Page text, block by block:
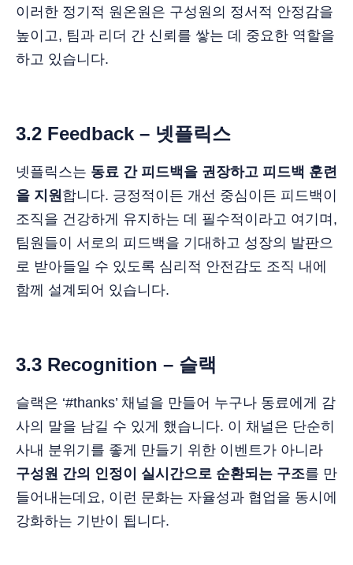
이러한 정기적 원온원은 구성원의 정서적 안정감을
높이고, 팀과 리더 간 신뢰를 쌓는 데 중요한 역할을
하고 있습니다.
3.2 Feedback – 넷플릭스
넷플릭스는 동료 간 피드백을 권장하고 피드백 훈련
을 지원 합니다. 긍정적이든 개선 중심이든 피드백이
조직을 건강하게 유지하는 데 필수적이라고 여기며,
팀원들이 서로의 피드백을 기대하고 성장의 발판으
로 받아들일 수 있도록 심리적 안전감도 조직 내에
함께 설계되어 있습니다.
3.3 Recognition – 슬랙
슬랙은 ‘#thanks’ 채널을 만들어 누구나 동료에게 감
사의 말을 남길 수 있게 했습니다. 이 채널은 단순히
사내 분위기를 좋게 만들기 위한 이벤트가 아니라
구성원 간의 인정이 실시간으로 순환되는 구조를 만
들어내는데요, 이런 문화는 자율성과 협업을 동시에
강화하는 기반이 됩니다.